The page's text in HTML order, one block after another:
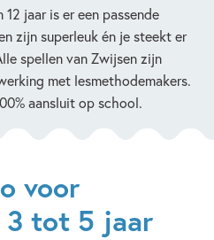
jaar is er een passende
zijn superleuk én je steekt er
spellen van Zwijsen zijn
met lesmethodemakers.
aansluit op school.
voor
3 tot 5 jaar